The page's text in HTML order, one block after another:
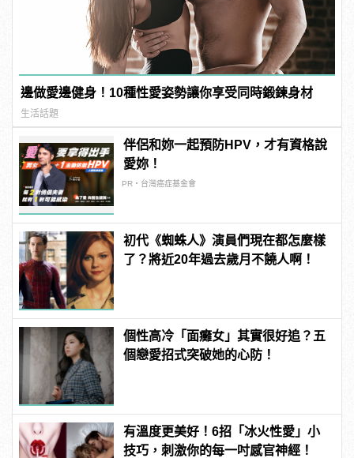
邊做愛邊健身！10種性愛姿勢讓你享受同時鍛鍊身材
生活話題
伴侶和妳一起預防HPV，才有資格說
愛妳！
PR・台灣癌症基金會
初代《蜘蛛人》演員們現在都怎麼樣
了？將近20年過去歲月不饒人啊！
個性高冷「面癱女」其實很好追？五
個戀愛招式突破她的心防！
有溫度更美好！6招「冰火性愛」小
技巧，刺激你的每一吋感官神經！